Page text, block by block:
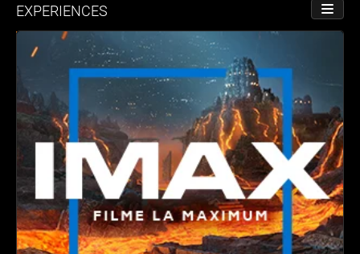
EXPERIENCES